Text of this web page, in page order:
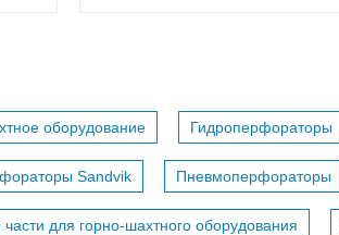
оборудование Гидроперфораторы
Sandvik Пневмоперфораторы
для горно-шахтного оборудования